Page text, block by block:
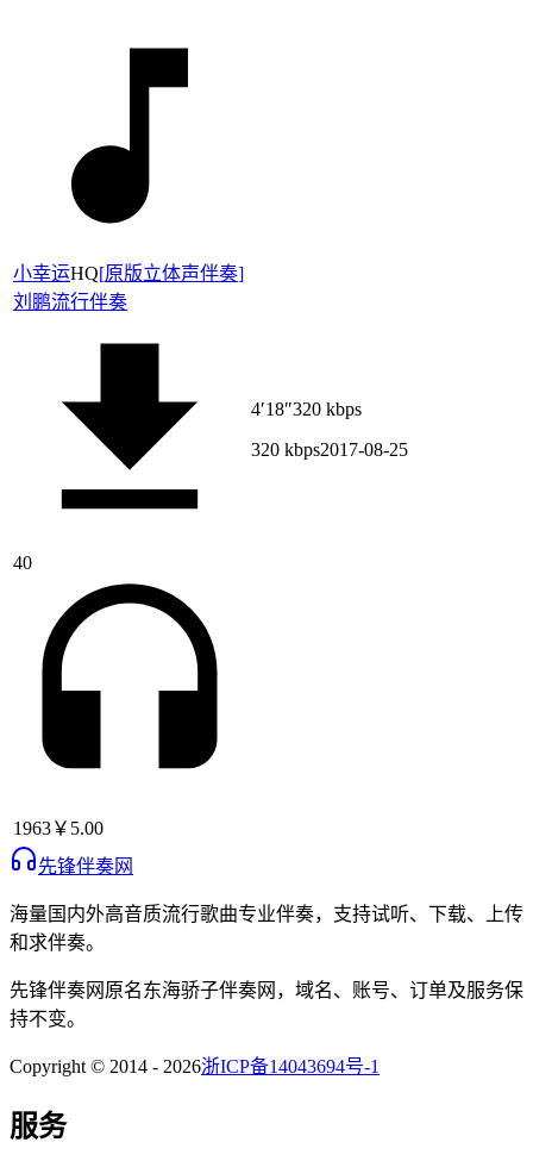
小幸运HQ[原版立体声伴奏]
刘鹏流行伴奏
40
1963￥5.00
4′18″320 kbps
320 kbps2017-08-25
先锋伴奏网
海量国内外高音质流行歌曲专业伴奏，支持试听、下载、上传
和求伴奏。
先锋伴奏网 原名东海骄子伴奏网 ，域名、账号、订单及服务保
持不变。
Copyright © 2014 - 2026浙ICP备14043694号-1
服务